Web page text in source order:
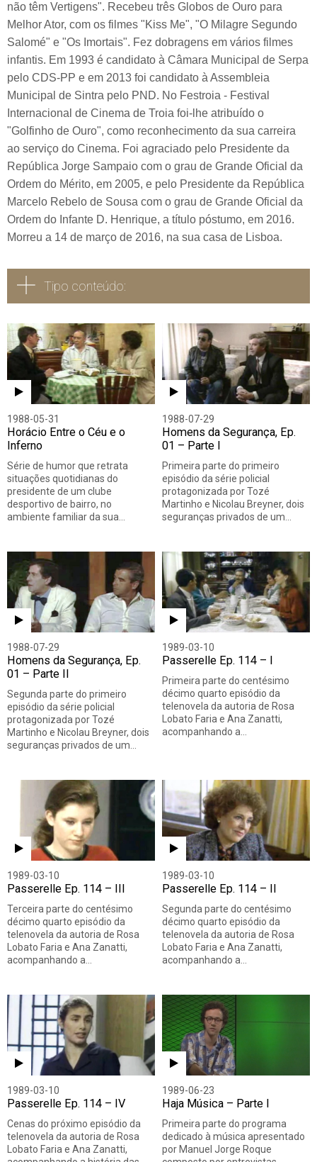
não têm Vertigens". Recebeu três Globos de Ouro para
Melhor Ator, com os filmes "Kiss Me", "O Milagre Segundo
Salomé" e "Os Imortais". Fez dobragens em vários filmes
infantis. Em 1993 é candidato à Câmara Municipal de Serpa
pelo CDS-PP e em 2013 foi candidato à Assembleia
Municipal de Sintra pelo PND. No Festroia - Festival
Internacional de Cinema de Troia foi-lhe atribuído o
"Golfinho de Ouro", como reconhecimento da sua carreira
ao serviço do Cinema. Foi agraciado pelo Presidente da
República Jorge Sampaio com o grau de Grande Oficial da
Ordem do Mérito, em 2005, e pelo Presidente da República
Marcelo Rebelo de Sousa com o grau de Grande Oficial da
Ordem do Infante D. Henrique, a título póstumo, em 2016.
Morreu a 14 de março de 2016, na sua casa de Lisboa.
Tipo conteúdo:
Todos Vídeo Áudio
1988-05-31
Horácio Entre o Céu e o
Inferno
Série de humor que retrata
situações quotidianas do
presidente de um clube
desportivo de bairro, no
ambiente familiar da sua…
1988-07-29
Homens da Segurança, Ep.
01 – Parte I
Primeira parte do primeiro
episódio da série policial
protagonizada por Tozé
Martinho e Nicolau Breyner, dois
seguranças privados de um…
1988-07-29
Homens da Segurança, Ep.
01 – Parte II
Segunda parte do primeiro
episódio da série policial
protagonizada por Tozé
Martinho e Nicolau Breyner, dois
seguranças privados de um…
1989-03-10
Passerelle Ep. 114 – I
Primeira parte do centésimo
décimo quarto episódio da
telenovela da autoria de Rosa
Lobato Faria e Ana Zanatti,
acompanhando a…
1989-03-10
Passerelle Ep. 114 – III
Terceira parte do centésimo
décimo quarto episódio da
telenovela da autoria de Rosa
Lobato Faria e Ana Zanatti,
acompanhando a…
1989-03-10
Passerelle Ep. 114 – II
Segunda parte do centésimo
décimo quarto episódio da
telenovela da autoria de Rosa
Lobato Faria e Ana Zanatti,
acompanhando a…
1989-03-10
Passerelle Ep. 114 – IV
Cenas do próximo episódio da
telenovela da autoria de Rosa
Lobato Faria e Ana Zanatti,
1989-06-23
Haja Música – Parte I
Primeira parte do programa
dedicado à música apresentado
por Manuel Jorge Roque